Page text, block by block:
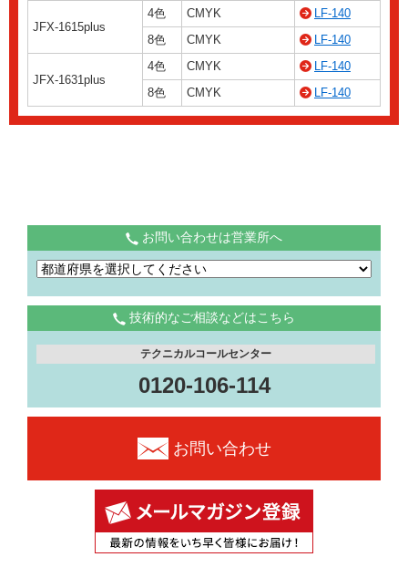
JFX-1615plus
4色 CMYK
LF-140
8色
CMYK LF-140
JFX-1631plus
4色 CMYK
LF-140
8色
CMYK LF-140
お問い合わせは営業所へ
技術的なご相談などはこちら
テクニカルコールセンター
0120-106-114
お問い合わせ